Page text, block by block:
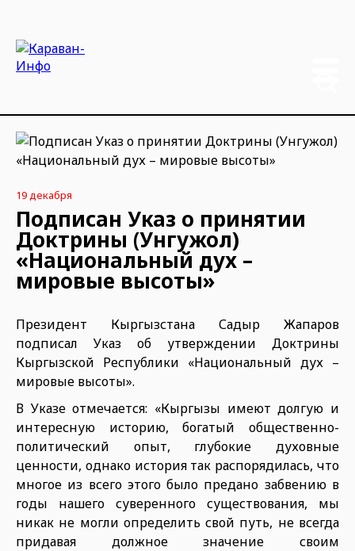
19 декабря
Подписан Указ о принятии
Доктрины (Унгужол)
«Национальный дух –
мировые высоты»
Президент Кыргызстана Садыр Жапаров
подписал Указ об утверждении Доктрины
Кыргызской Республики «Национальный дух –
мировые высоты».
В Указе отмечается: «Кыргызы имеют долгую и
интересную историю, богатый общественно-
политический опыт, глубокие духовные
ценности, однако история так распорядилась, что
многое из всего этого было предано забвению в
годы нашего суверенного существования, мы
никак не могли определить свой путь, не всегда
придавая должное значение своим